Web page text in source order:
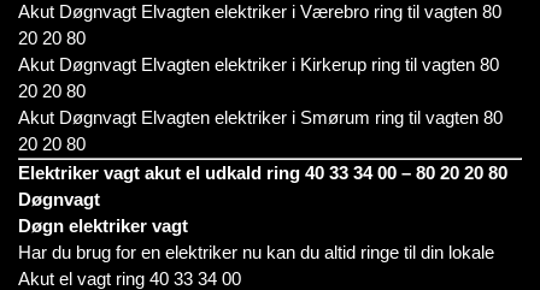
Akut Døgnvagt Elvagten elektriker i Værebro ring til vagten 80
20 20 80
Akut Døgnvagt Elvagten elektriker i Kirkerup ring til vagten 80
20 20 80
Akut Døgnvagt Elvagten elektriker i Smørum ring til vagten 80
20 20 80
Elektriker vagt akut el udkald ring 40 33 34 00 – 80 20 20 80
Døgnvagt
Døgn elektriker vagt
Har du brug for en elektriker nu kan du altid ringe til din lokale
Akut el vagt ring 40 33 34 00